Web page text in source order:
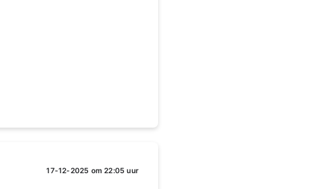
17-12-2025 om 22:05 uur